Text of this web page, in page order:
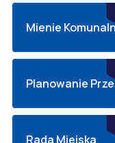
Mienie
Planowanie
Rada Miejska